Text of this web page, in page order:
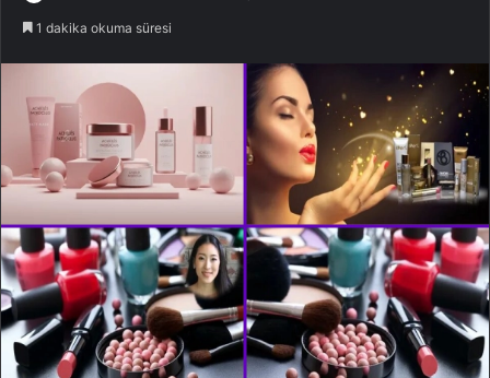
1 dakika okuma süresi